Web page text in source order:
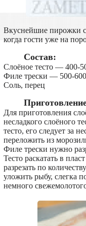
Вкуснейшие пирожки
когда гости уже на
Состав:
Слоёное тесто — 400-
Филе трески — 500-
Соль, перец
Для приготовления
несладкого слоёного
тесто, его следует за
переложить из
Филе трески нужно
Тесто раскатать в
разрезать по
уложить рыбу, слегка
немного